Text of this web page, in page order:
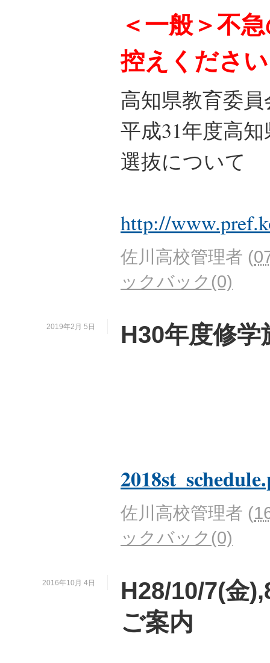
＜一般＞不
控えくださ
高知県教育委員
平成31年度高
選抜について
http://
佐川高校管理者 (
ックバック(0)
2019年2月 5日 H30年度修
佐川高校管理者 (
ックバック(0)
2016年10月 4日
H28/10/7(金
ご案内